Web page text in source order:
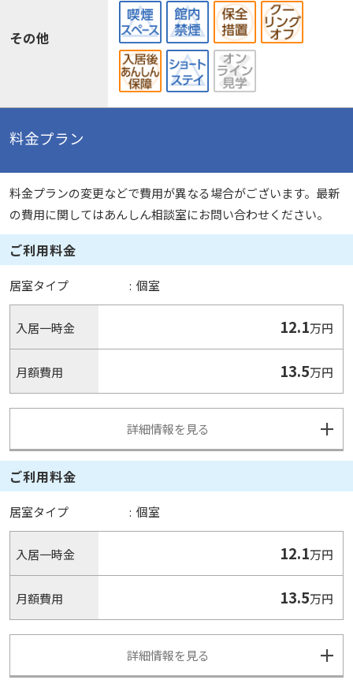
その他
料金プラン
料金プランの変更などで費用が異なる場合がございます。最新
の費用に関してはあんしん相談室にお問い合わせください。
ご利用料金
居室タイプ : 個室
入居一時金 12.1万円
月額費用 13.5万円
詳細情報を見る
ご利用料金
居室タイプ : 個室
入居一時金 12.1万円
月額費用 13.5万円
詳細情報を見る